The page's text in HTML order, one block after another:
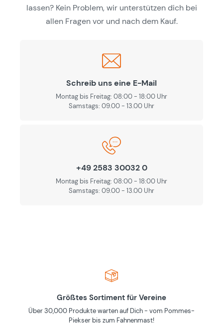
lassen? Kein Problem, wir unterstützen dich bei
allen Fragen vor und nach dem Kauf.
Schreib uns eine E-Mail
Montag bis Freitag: 08:00 - 18:00 Uhr
Samstags: 09.00 - 13.00 Uhr
+49 2583 30032 0
Montag bis Freitag: 08:00 - 18:00 Uhr
Samstags: 09.00 - 13.00 Uhr
Größtes Sortiment für Vereine
Über 30,000 Produkte warten auf Dich - vom Pommes-
Piekser bis zum Fahnenmast!